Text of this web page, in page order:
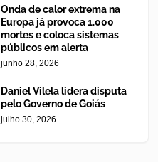
Onda de calor extrema na
Europa já provoca 1.000
mortes e coloca sistemas
públicos em alerta
junho 28, 2026
Daniel Vilela lidera disputa
pelo Governo de Goiás
julho 30, 2026